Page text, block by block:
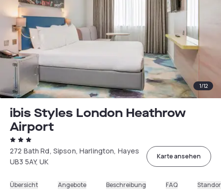
1/12
ibis Styles London Heathrow
Airport
272 Bath Rd, Sipson, Harlington, Hayes
UB3 5AY, UK
Karte ansehen
Übersicht Angebote Beschreibung FAQ